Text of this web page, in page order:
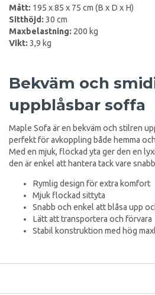
Mått: 195 x 85 x 75 cm (B x D x H)
Sitthöjd:30 cm
Maxbelastning: 200 kg
Vikt:3,9 kg
Bekväm och
uppblåsbar soffa
Maple Sofa är en bekväm och stilren
perfekt för avkoppling både hemma
Med en mjuk, flockad yta ger den en
den är enkel att hantera tack vare
Rymlig design för extra komfort
Mjuk flockad sittyta
Snabb och enkel att blåsa upp
Lätt att transportera och förvara
Stabil konstruktion med hög